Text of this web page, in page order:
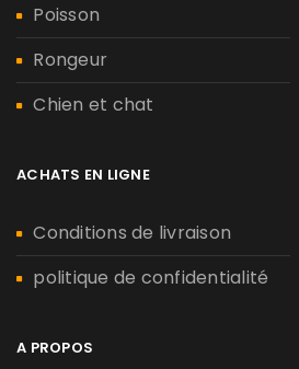
Poisson
Rongeur
Chien et chat
ACHATS EN LIGNE
Conditions de livraison
politique de confidentialité
A PROPOS